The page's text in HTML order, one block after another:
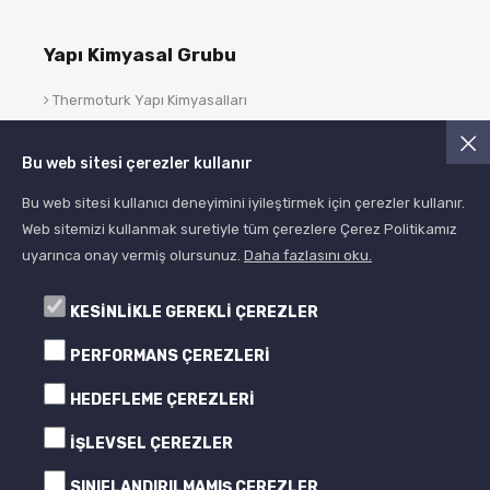
Yapı Kimyasal Grubu
Thermoturk Yapı Kimyasalları
Blog
Tüm Hakları Saklıdır All Rights Reserved
Bu web sitesi çerezler kullanır
Bu web sitesi kullanıcı deneyimini iyileştirmek için çerezler kullanır.
Web sitemizi kullanmak suretiyle tüm çerezlere Çerez Politikamız
uyarınca onay vermiş olursunuz. Daha fazlasını oku.
KESİNLİKLE GEREKLİ ÇEREZLER
PERFORMANS ÇEREZLERİ
HEDEFLEME ÇEREZLERİ
İŞLEVSEL ÇEREZLER